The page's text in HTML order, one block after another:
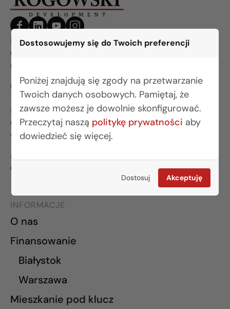
Dostosowujemy się do Twoich preferencji
Poniżej znajdują się zgody na przetwarzanie
Twoich danych osobowych. Pamiętaj, że
zawsze możesz je dowolnie skonfigurować.
Przeczytaj naszą politykę prywatności aby
dowiedzieć się więcej.
Dostosuj Akceptuję
BIURO BIAŁYSTOK
(85) 749 99 09
mieszkania@rogowskidevelopment.pl
ul. Legionowa 28 lok. 202
15-281 Białystok
BIURO WARSZAWA
(22) 642 03 55
warszawa@rogowskidevelopment.pl
al. Wilanowska 67E lok. U5
02-765 Warszawa
INFORMACJE
O nas
Finansowanie
Białystok
Warszawa
Mieszkanie pod klucz